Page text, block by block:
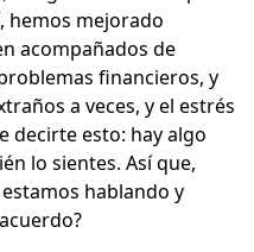
hemos mejorado
acompañados de
financieros, y
a veces, y el estrés
decirte esto: hay algo
lo sientes. Así que,
hablando y